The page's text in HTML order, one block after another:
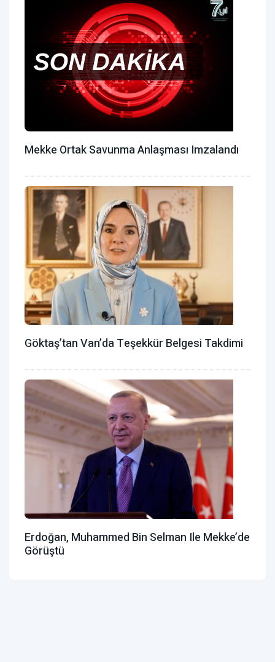
Mekke Ortak Savunma Anlaşması Imzalandı
Göktaş’tan Van’da Teşekkür Belgesi Takdimi
Erdoğan, Muhammed Bin Selman Ile Mekke’de
Görüştü